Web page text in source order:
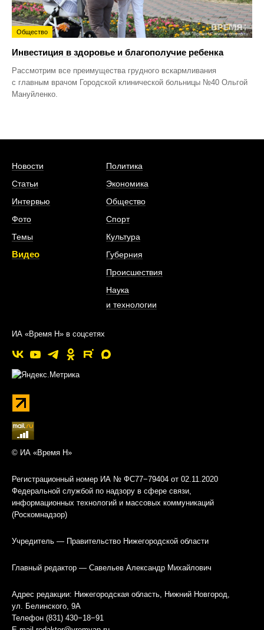
Общество
Инвестиция в здоровье и благополучие ребенка
Рассмотрим все преимущества грудного вскармливания
с главным врачом Городской клинической больницы №40 Ольгой
Мануйленко.
Новости
Статьи
Интервью
Фото
Темы
Видео
Политика
Экономика
Общество
Спорт
Культура
Губерния
Происшествия
Наука
и технологии
ИА «Время Н» в соцсетях
© ИА «Время Н»
Регистрационный номер ИА № ФС77−79404 от 02.11.2020
Федеральной службой по надзору в сфере связи,
информационных технологий и массовых коммуникаций
(Роскомнадзор)
Учредитель — Правительство Нижегородской области
Главный редактор — Савельев Александр Михайлович
Адрес редакции: Нижегородская область, Нижний Новгород,
ул. Белинского, 9А
Телефон (831) 430−18−91